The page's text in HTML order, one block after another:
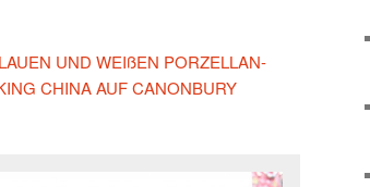
UND WEIßEN PORZELLAN-
CHINA AUF CANONBURY